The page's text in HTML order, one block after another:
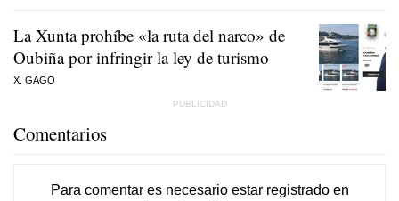
La Xunta prohíbe «la ruta del narco» de
Oubiña por infringir la ley de turismo
X. GAGO
Comentarios
Para comentar es necesario estar registradoen